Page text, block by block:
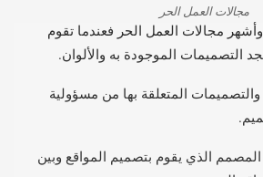
مجالات العمل الحر
مجالات العمل الحر فعندما تقوم
التصميمات الموجودة به والألوان.
المتعلقة بها من مسؤولية
الذي يقوم بتصميم المواقع وبين